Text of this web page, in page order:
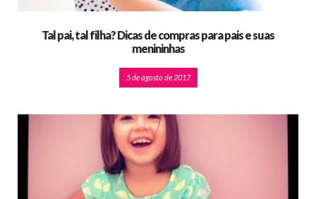
Tal pai, tal filha? Dicas de compras para pais e suas
menininhas
5 de agosto de 2017